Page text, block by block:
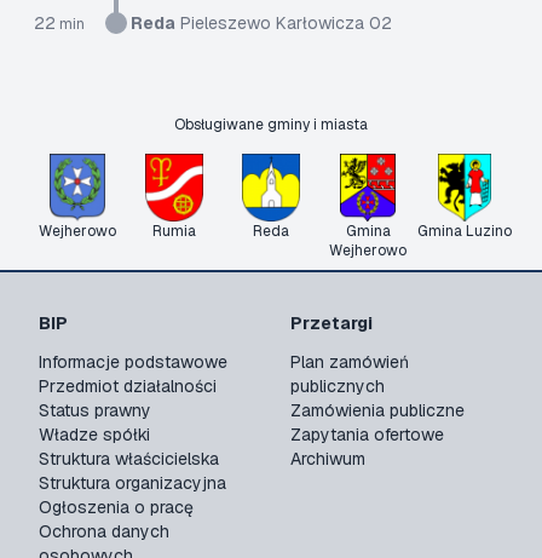
22 min Reda Pieleszewo Karłowicza 02
Obsługiwane gminy i miasta
Wejherowo Rumia Reda
Gmina
Wejherowo
Gmina Luzino
BIP
Informacje podstawowe
Przedmiot działalności
Status prawny
Władze spółki
Struktura właścicielska
Struktura organizacyjna
Ogłoszenia o pracę
Ochrona danych
Przetargi
Plan zamówień
publicznych
Zamówienia publiczne
Zapytania ofertowe
Archiwum